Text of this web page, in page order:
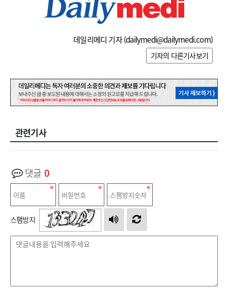
데일리메디 기자 (dailymedi@dailymedi.com)
기자의 다른기사보기
관련기사
댓글 0
스팸방지